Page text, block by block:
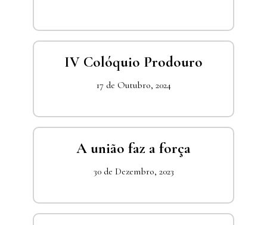
IV Colóquio Prodouro
17 de Outubro, 2024
A união faz a força
30 de Dezembro, 2023